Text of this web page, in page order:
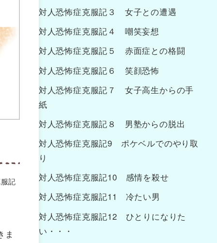
記
ま
対人恐怖症克服記３ 女子との遭遇
対人恐怖症克服記４ 嘲笑妄想
対人恐怖症克服記５ 赤面症との格闘
対人恐怖症克服記６ 笑顔恐怖
対人恐怖症克服記７ 女子高生からの手
紙
対人恐怖症克服記８ 男塾からの脱出
対人恐怖症克服記9 ポケベルでのやり取
り
対人恐怖症克服記10 感情を殺せ
対人恐怖症克服記11 冷たい男
対人恐怖症克服記12 ひとりになりた
い・・・